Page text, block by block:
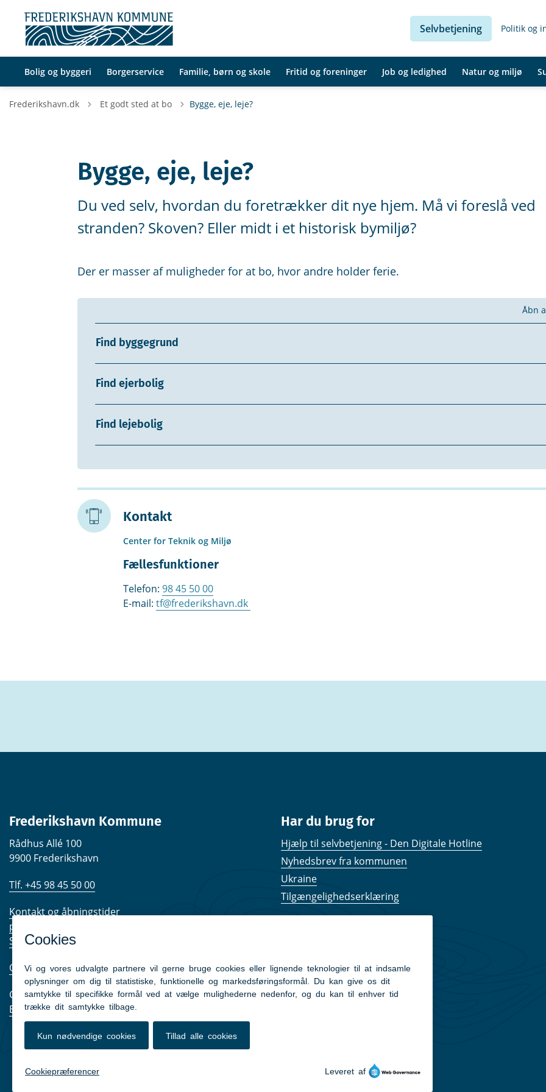
Selvbetjening Politik og
Bolig og byggeri Borgerservice Familie, børn og skole Fritid og foreninger Job og ledighed Natur og miljø
Frederikshavn.dk Tilbage til
Et godt sted at bo Bygge, eje, leje?
Bygge, eje, leje?
Du ved selv, hvordan du foretrækker dit nye hjem. Må vi foreslå ved
stranden? Skoven? Eller midt i et historisk bymiljø?
Der er masser af muligheder for at bo, hvor andre holder ferie.
Åbn
Find byggegrund
Find ejerbolig
Find lejebolig
Kontakt
Center for Teknik og Miljø
Fællesfunktioner
Telefon: 98 45 50 00
E-mail: tf@frederikshavn.dk
Frederikshavn Kommune
Rådhus Allé 100
9900 Frederikshavn
Tlf. +45 98 45 50 00
Kontakt og åbningstider
post@frederikshavn.dk
Send sikker mail
Om kommunen
CVR nr. 29189498
EAN-numre
Har du brug for
Hjælp til selvbetjening - Den Digitale Hotline
Nyhedsbrev fra kommunen
Ukraine
Tilgængelighedserklæring
Følg os på Facebook
Pressekontakt